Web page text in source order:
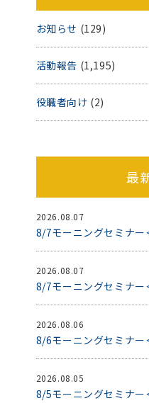
お知らせ (129)
活動報告 (1,195)
役職者向け (2)
最
2026.08.07
8/7モーニングセミナー
2026.08.07
8/7モーニングセミナー
2026.08.06
8/6モーニングセミナー
2026.08.05
8/5モーニングセミナー